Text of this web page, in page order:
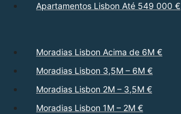
Apartamentos Lisbon Até 549 000 €
Moradias Lisbon Acima de 6M €
Moradias Lisbon 3,5M – 6M €
Moradias Lisbon 2M – 3,5M €
Moradias Lisbon 1M – 2M €